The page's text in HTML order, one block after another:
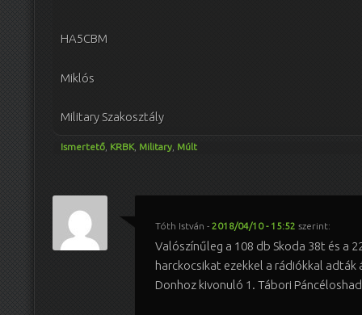
HA5CBM
Miklós
Military Szakosztály
Ismertető KRBK, Military Múlt
Tóth István - 2018/04/10 - 15:52 szerint:
Valószínűleg a 108 db Skoda 38t és a
harckocsikat ezekkel a rádiókkal adták
Donhoz kivonuló 1. Tábori